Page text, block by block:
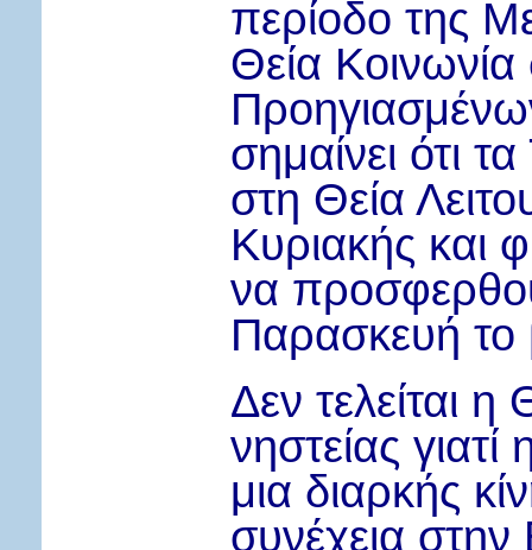
περίοδο της
Θεία Κοινωνία
σημαίνει ότι
στη Θεία
Κυριακής και
να
Παρασκευή
Δεν τελείται η
νηστείας γιατί
μια διαρκής
συνέχεια